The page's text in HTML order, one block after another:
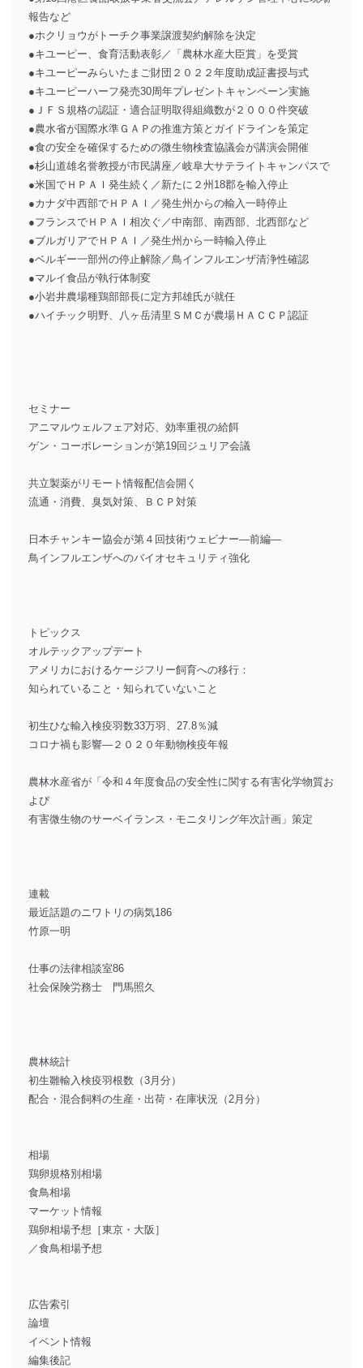
報告など
●ホクリョウがトーチク事業譲渡契約解除を決定
●キユーピー、食育活動表彰／「農林水産大臣賞」を受賞
●キユーピーみらいたまご財団２０２２年度助成証書授与式
●キユーピーハーフ発売30周年プレゼントキャンペーン実施
●ＪＦＳ規格の認証・適合証明取得組織数が２０００件突破
●農水省が国際水準ＧＡＰの推進方策とガイドラインを策定
●食の安全を確保するための微生物検査協議会が講演会開催
●杉山道雄名誉教授が市民講座／岐阜大サテライトキャンパスで
●米国でＨＰＡＩ発生続く／新たに２州18郡を輸入停止
●カナダ中西部でＨＰＡＩ／発生州からの輸入一時停止
●フランスでＨＰＡＩ相次ぐ／中南部、南西部、北西部など
●ブルガリアでＨＰＡＩ／発生州から一時輸入停止
●ベルギー一部州の停止解除／鳥インフルエンザ清浄性確認
●マルイ食品が執行体制変
●小岩井農場種鶏部部長に定方邦雄氏が就任
●ハイチック明野、八ヶ岳清里ＳＭＣが農場ＨＡＣＣＰ認証
セミナー
アニマルウェルフェア対応、効率重視の給餌
ゲン・コーポレーションが第19回ジュリア会議
共立製薬がリモート情報配信会開く
流通・消費、臭気対策、ＢＣＰ対策
日本チャンキー協会が第４回技術ウェビナー―前編―
鳥インフルエンザへのバイオセキュリティ強化
トピックス
オルテックアップデート
アメリカにおけるケージフリー飼育への移行：
知られていること・知られていないこと
初生ひな輸入検疫羽数33万羽、27.8％減
コロナ禍も影響―２０２０年動物検疫年報
農林水産省が「令和４年度食品の安全性に関する有害化学物質お
よび
有害微生物のサーベイランス・モニタリング年次計画」策定
連載
最近話題のニワトリの病気186
竹原一明
仕事の法律相談室86
社会保険労務士 門馬照久
農林統計
初生雛輸入検疫羽根数（3月分）
配合・混合飼料の生産・出荷・在庫状況（2月分）
相場
鶏卵規格別相場
食鳥相場
マーケット情報
鶏卵相場予想［東京・大阪］
／食鳥相場予想
広告索引
論壇
イベント情報
編集後記